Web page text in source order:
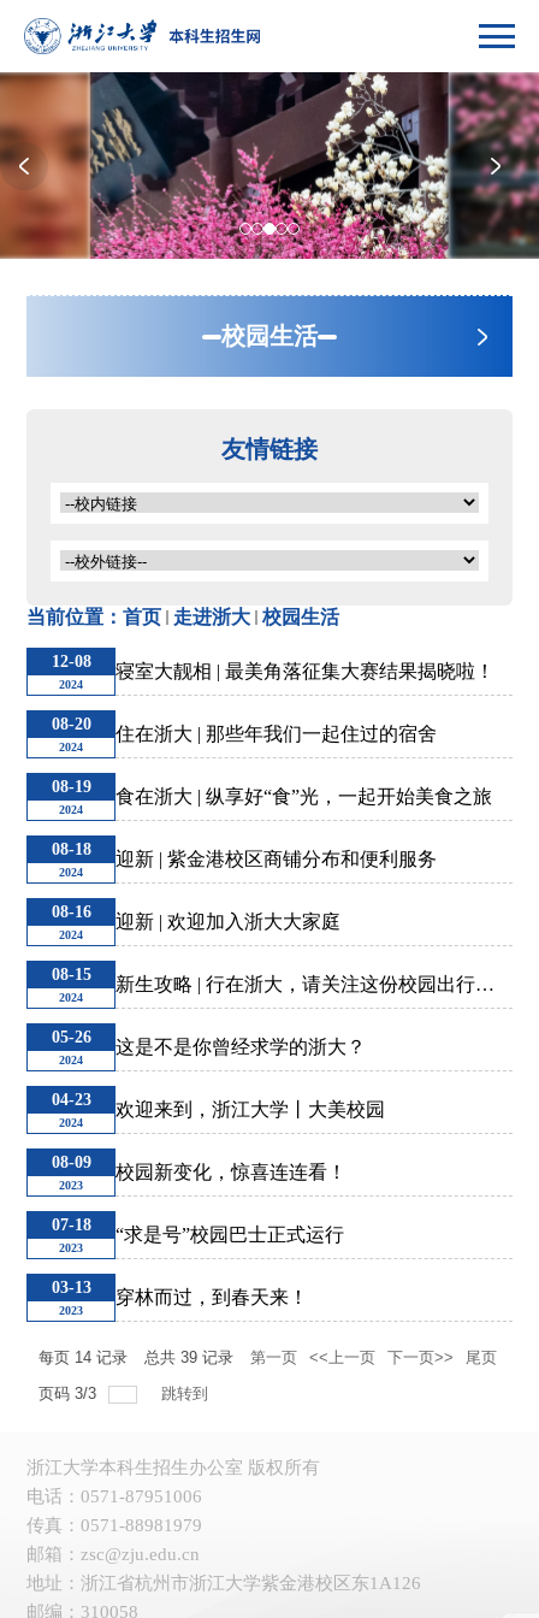
浙大概况
浙大微视
校园动态
校园生活
电子地图
友情链接
当前位置：首页 走进浙大 校园生活
12-08
2024
寝室大靓相 | 最美角落征集大赛结果揭晓啦！
08-20
2024
住在浙大 | 那些年我们一起住过的宿舍
08-19
2024
食在浙大 | 纵享好“食”光，一起开始美食之旅
08-18
2024
迎新 | 紫金港校区商铺分布和便利服务
08-16
2024
迎新 | 欢迎加入浙大大家庭
08-15
2024
新生攻略 | 行在浙大，请关注这份校园出行指
05-26
2024
这是不是你曾经求学的浙大？
04-23
2024
欢迎来到，浙江大学丨大美校园
08-09
2023
校园新变化，惊喜连连看！
07-18
2023
“求是号”校园巴士正式运行
03-13
2023
穿林而过，到春天来！
每页 14 记录 总共39 记录 第一页 <<上一页 下一页>>
尾页
页码3/3 跳转到
浙江大学本科生招生办公室 版权所有
电话：0571-87951006
传真：0571-88981979
邮箱：zsc@zju.edu.cn
地址：浙江省杭州市浙江大学紫金港校区东1A126
邮编：310058